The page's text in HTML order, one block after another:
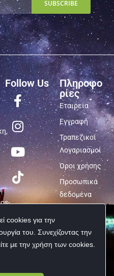
cookies για την
του. Συνεχίζοντας την
με την χρήση των cookies.
Follow Us
Πληροφο
ρίες
Εταιρεία
Εγγραφή
Τραπεζικοί
Λογαριασμοί
Όροι χρήσης
Προσωπικά
δεδομένα